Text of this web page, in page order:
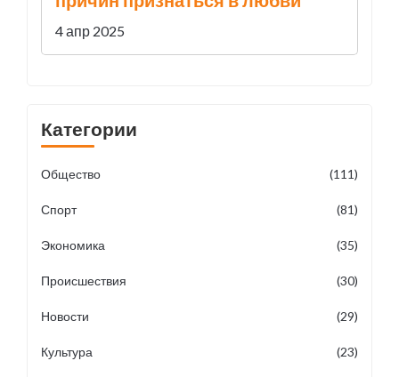
4 апр 2025
Категории
Общество (111)
Спорт (81)
Экономика (35)
Происшествия (30)
Новости (29)
Культура (23)